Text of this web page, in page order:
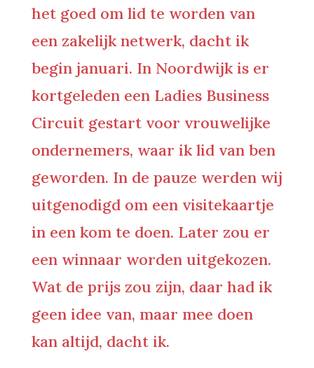
het goed om lid te worden van
een zakelijk netwerk, dacht ik
begin januari. In Noordwijk is er
kortgeleden een Ladies Business
Circuit gestart voor vrouwelijke
ondernemers, waar ik lid van ben
geworden. In de pauze werden wij
uitgenodigd om een visitekaartje
in een kom te doen. Later zou er
een winnaar worden uitgekozen.
Wat de prijs zou zijn, daar had ik
geen idee van, maar mee doen
kan altijd, dacht ik.